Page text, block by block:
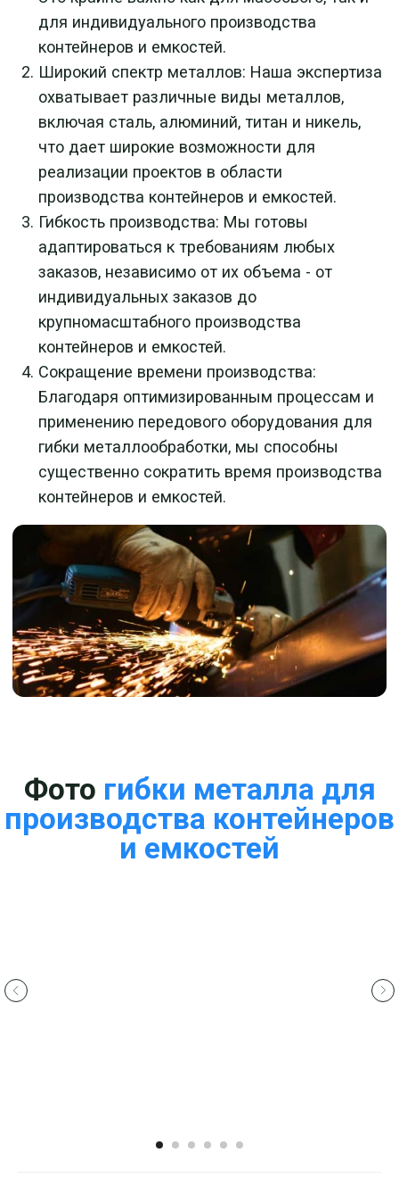
контейнеров и емкостей.
Фотогибки металла для
производства контейнеров
и емкостей
Факторы, влияющие
на сроки и стоимость
гибки листового
металла: